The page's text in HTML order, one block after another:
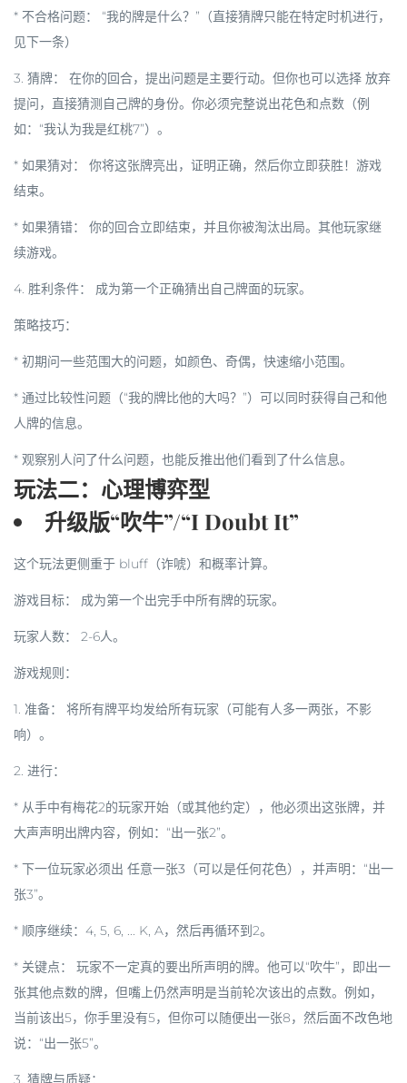
* 不合格问题：
“我的牌是什么？”（直接猜牌只能在特定时机进行，
见下一条）
3. 猜牌： 在你的回合，提出问题是主要行动。但你也可以选择 放弃
提问，直接猜测自己牌的身份。你必须完整说出花色和点数（例
如：“我认为我是红桃7”）。
* 如果猜对：
你将这张牌亮出，证明正确，然后你立即获胜！游戏
结束。
* 如果猜错：
你的回合立即结束，并且你被淘汰出局。其他玩家继
续游戏。
4. 胜利条件： 成为第一个正确猜出自己牌面的玩家。
策略技巧：
* 初期问一些范围大的问题，如颜色、奇偶，快速缩小范围。
* 通过比较性问题（“我的牌比他的大吗？”）可以同时获得自己和他
人牌的信息。
* 观察别人问了什么问题，也能反推出他们看到了什么信息。
玩法二：心理博弈型
升级版“吹牛”/“I Doubt It”
这个玩法更侧重于 bluff（诈唬）和概率计算。
游戏目标： 成为第一个出完手中所有牌的玩家。
玩家人数： 2-6人。
游戏规则：
1. 准备：
将所有牌平均发给所有玩家（可能有人多一两张，不影
响）。
2. 进行：
* 从手中有梅花2的玩家开始（或其他约定），他必须出这张牌，并
大声声明出牌内容，例如：“出一张2”。
* 下一位玩家必须出 任意一张3 （可以是任何花色），并声明：“出一
张3”。
* 顺序继续：4, 5, 6, ... K, A，然后再循环到2。
* 关键点： 玩家不一定真的要出所声明的牌。他可以“吹牛”，即出一
张其他点数的牌，但嘴上仍然声明是当前轮次该出的点数。例如，
当前该出5，你手里没有5，但你可以随便出一张8，然后面不改色地
说：“出一张5”。
3. 猜牌与质疑：